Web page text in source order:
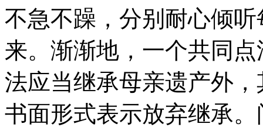
不急不躁，分别耐心倾
来。渐渐地，一个共同
法应当继承母亲遗产外
书面形式表示放弃继承